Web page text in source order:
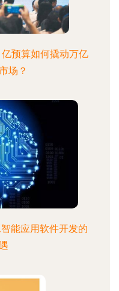
预算如何撬动万亿
场？
能应用软件开发的